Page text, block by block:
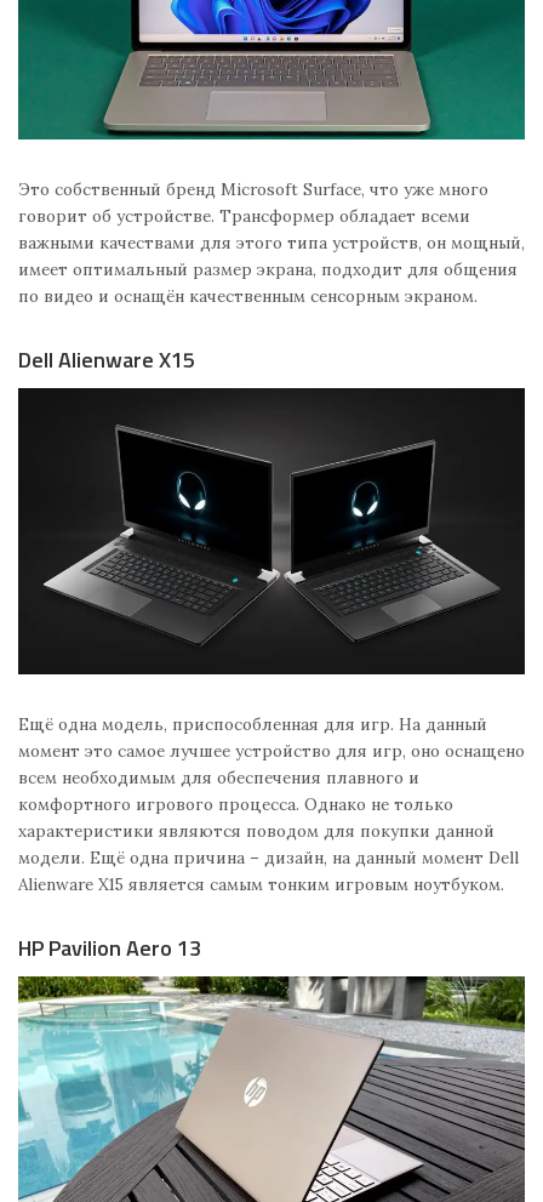
Это собственный бренд Microsoft Surface, что уже много
говорит об устройстве. Трансформер обладает всеми
важными качествами для этого типа устройств, он мощный,
имеет оптимальный размер экрана, подходит для общения
по видео и оснащён качественным сенсорным экраном.
Dell Alienware X15
Ещё одна модель, приспособленная для игр. На данный
момент это самое лучшее устройство для игр, оно оснащено
всем необходимым для обеспечения плавного и
комфортного игрового процесса. Однако не только
характеристики являются поводом для покупки данной
модели. Ещё одна причина – дизайн, на данный момент Dell
Alienware X15 является самым тонким игровым ноутбуком.
HP Pavilion Aero 13